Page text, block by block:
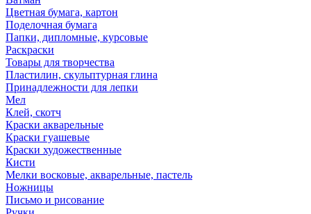
Цветная бумага, картон
Поделочная бумага
Папки, дипломные, курсовые
Раскраски
Товары для творчества
Пластилин, скульптурная глина
Принадлежности для лепки
Мел
Клей, скотч
Краски акварельные
Краски гуашевые
Краски художественные
Кисти
Мелки восковые, акварельные, пастель
Ножницы
Письмо и рисование